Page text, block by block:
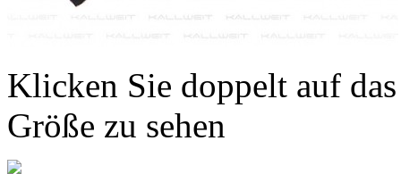
Klicken Sie doppelt auf
Größe zu sehen